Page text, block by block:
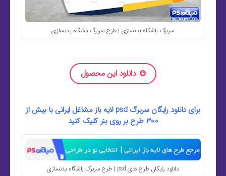
سربرگ باشگاه بدنسازی | طرح سربرگ باشگاه بدنسازی
دانلود این محصول
برای دانلود رایگان سربرگ psd لایه باز مشاغل ایرانی با بیش از
300 طرح بر روی بنر کلیک کنید
دانلود رایگان طرح های psd | طرح سربرگ باشگاه بدنسازی